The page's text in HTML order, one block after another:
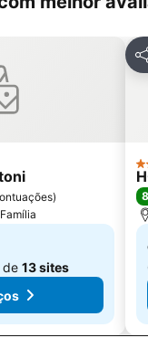
Mar Bella
Casa Batlló
Recinto
Mercado da
Gran Via de
favoritos
)
de 13 sites
3